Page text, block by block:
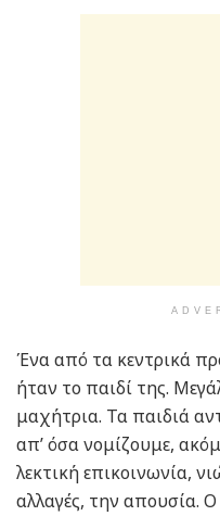
Ένα από τα κεντρικά
ήταν το παιδί της.
μαχήτρια. Τα παιδιά
απ’ όσα νομίζουμε,
λεκτική επικοινωνία,
αλλαγές, την απουσία.